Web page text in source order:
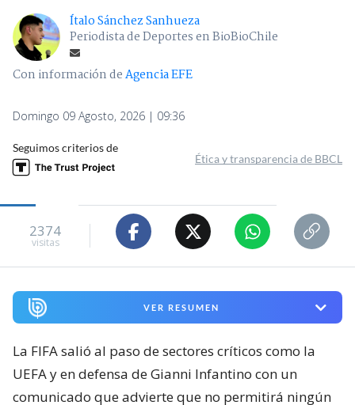
Ítalo Sánchez Sanhueza
Periodista de Deportes en BioBioChile
Con información deAgencia EFE
Domingo 09 Agosto, 2026 | 09:36
Seguimos criterios de
Ética y transparencia de BBCL
2374
visitas
VER RESUMEN
La FIFA salió al paso de sectores críticos como la
UEFA y en defensa de Gianni Infantino con un
comunicado que advierte que no permitirá ningún